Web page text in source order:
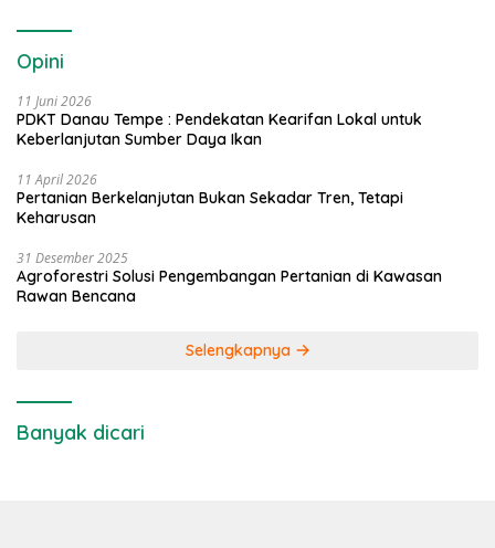
Opini
11 Juni 2026
PDKT Danau Tempe : Pendekatan Kearifan Lokal untuk
Keberlanjutan Sumber Daya Ikan
11 April 2026
Pertanian Berkelanjutan Bukan Sekadar Tren, Tetapi
Keharusan
31 Desember 2025
Agroforestri Solusi Pengembangan Pertanian di Kawasan
Rawan Bencana
Selengkapnya
Banyak dicari